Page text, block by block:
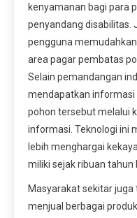
kenyamanan bagi para
penyandang disabilitas.
pengguna
area pagar pembatas
Selain pemandangan
mendapatkan
pohon tersebut melalui
informasi. Teknologi ini
lebih menghargai
miliki sejak ribuan tahun
Masyarakat sekitar
menjual berbagai